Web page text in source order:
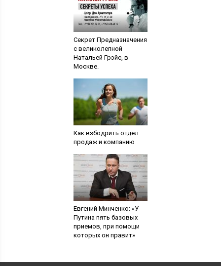
Секрет Предназначения
с великолепной
Натальей Грэйс, в
Москве.
Как взбодрить отдел
продаж и компанию
Евгений Минченко: «У
Путина пять базовых
приемов, при помощи
которых он правит»